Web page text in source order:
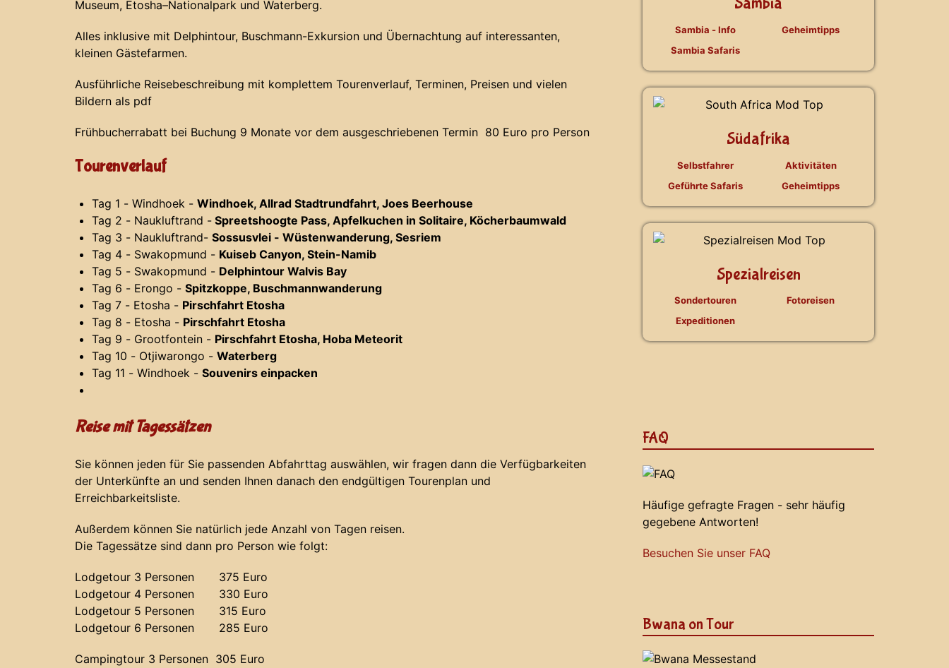
Museum, Etosha–Nationalpark und Waterberg.
Alles inklusive mit Delphintour, Buschmann-Exkursion und Übernachtung auf interessanten,
kleinen Gästefarmen.
Ausführliche Reisebeschreibung mit komplettem Tourenverlauf, Terminen, Preisen und vielen
Bildern als pdf
Frühbucherrabatt bei Buchung 9 Monate vor dem ausgeschriebenen Termin 80 Euro pro Person
Tourenverlauf
Tag 1 - Windhoek - Windhoek, Allrad Stadtrundfahrt, Joes Beerhouse
Tag 2 - Naukluftrand - Spreetshoogte Pass, Apfelkuchen in Solitaire, Köcherbaumwald
Tag 3 - Naukluftrand- Sossusvlei - Wüstenwanderung, Sesriem
Tag 4 - Swakopmund - Kuiseb Canyon, Stein-Namib
Tag 5 - Swakopmund - Delphintour Walvis Bay
Tag 6 - Erongo - Spitzkoppe, Buschmannwanderung
Tag 7 - Etosha - Pirschfahrt Etosha
Tag 8 - Etosha - Pirschfahrt Etosha
Tag 9 - Grootfontein - Pirschfahrt Etosha, Hoba Meteorit
Tag 10 - Otjiwarongo - Waterberg
Tag 11 - Windhoek - Souvenirs einpacken
Reise mit Tagessätzen
Sie können jeden für Sie passenden Abfahrttag auswählen, wir fragen dann die Verfügbarkeiten
der Unterkünfte an und senden Ihnen danach den endgültigen Tourenplan und
Erreichbarkeitsliste.
Außerdem können Sie natürlich jede Anzahl von Tagen reisen.
Die Tagessätze sind dann pro Person wie folgt:
Lodgetour 3 Personen 375 Euro
Lodgetour 4 Personen 330 Euro
Lodgetour 5 Personen 315 Euro
Lodgetour 6 Personen 285 Euro
Campingtour 3 Personen 305 Euro
Sambia - Info
Sambia Safaris
Geheimtipps
Südafrika
Selbstfahrer
Geführte Safaris
Aktivitäten
Geheimtipps
Spezialreisen
Sondertouren
Expeditionen
Fotoreisen
FAQ
Häufige gefragte Fragen - sehr häufig
gegebene Antworten!
Besuchen Sie unser FAQ
Bwana on Tour